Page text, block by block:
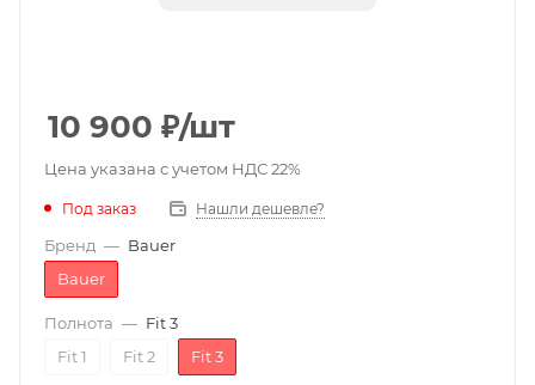
10 900 ₽/шт
Цена указана с учетом НДС 22%
Под заказ Нашли дешевле?
Бренд — Bauer
Bauer
Полнота — Fit 3
Fit 1
Fit 2 Fit 3